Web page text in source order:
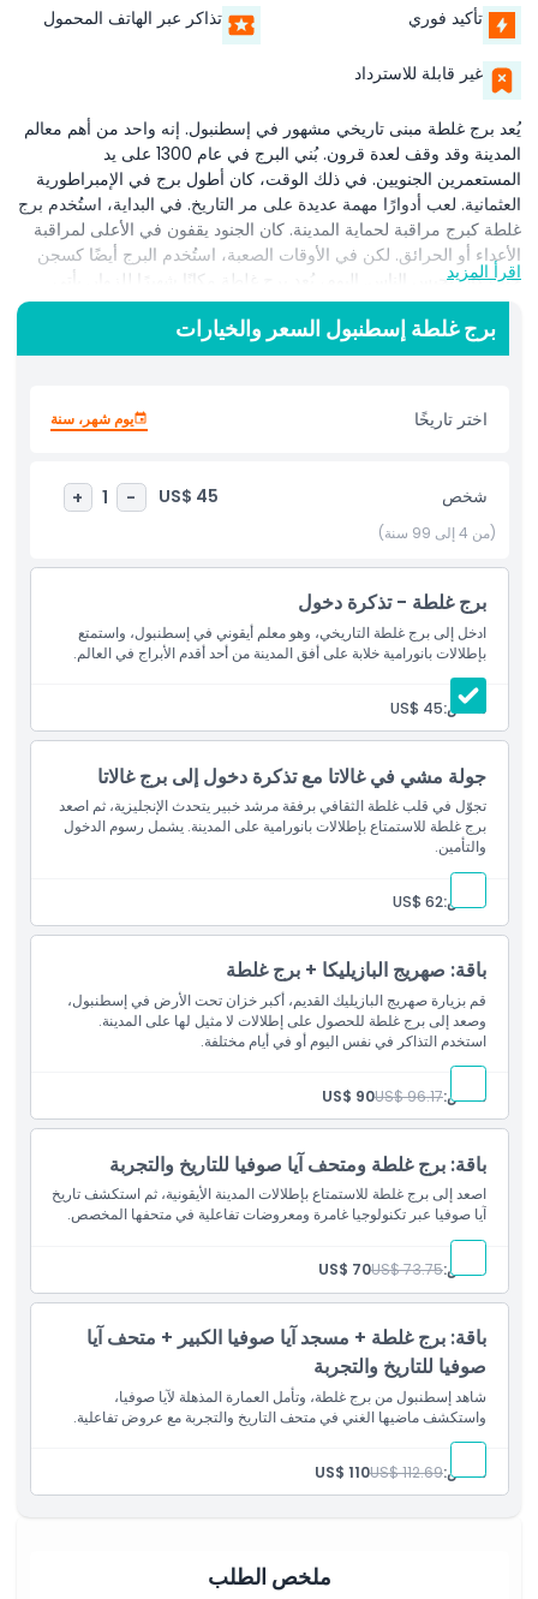
تأكيد فوري تذاكر عبر الهاتف المحمول
غير قابلة للاسترداد
يُعد برج غلطة مبنى تاريخي مشهور في إسطنبول. إنه واحد من أهم معالم
المدينة وقد وقف لعدة قرون. بُني البرج في عام 1300 على يد
المستعمرين الجنويين. في ذلك الوقت، كان أطول برج في الإمبراطورية
العثمانية. لعب أدوارًا مهمة عديدة على مر التاريخ. في البداية، استُخدم برج
غلطة كبرج مراقبة لحماية المدينة. كان الجنود يقفون في الأعلى لمراقبة
الأعداء أو الحرائق. لكن في الأوقات الصعبة، استُخدم البرج أيضًا كسجن
حيث كان يُحبس الناس. اليوم، يُعد برج غلطة مكانًا شهيرًا للزوار. يأتي
الناس من جميع أنحاء العالم لمشاهدته. من أفضل ما في البرج هو إطلالاته
المذهلة. من الأعلى، يمكنك رؤية كامل إسطنبول، بما في ذلك مضيق
البوسفور والعديد من المعالم الشهيرة. بتاريخها الغني وإطلالاتها الخلابة، يُعَدّ
المتضمنات
سياسة الأطفال والبالغين
الاستثناءات
ساعات العمل
ما يجب معرفته
الموقع
كيفية الوصول إلى هناك
سياسة الإلغاء
اقرأ المزيد
برج غلطة إسطنبول السعر والخيارات
اختر تاريخًا يوم شهر، سنة
شخص US$ 45
-
1
+
(من 4 إلى 99 سنة)
برج غلطة - تذكرة دخول
ادخل إلى برج غلطة التاريخي، وهو معلم أيقوني في إسطنبول، واستمتع
بإطلالات بانورامية خلابة على أفق المدينة من أحد أقدم الأبراج في العالم.
شخص:US$ 45
جولة مشي في غالاتا مع تذكرة دخول إلى برج غالاتا
تجوّل في قلب غلطة الثقافي برفقة مرشد خبير يتحدث الإنجليزية، ثم اصعد
برج غلطة للاستمتاع بإطلالات بانورامية على المدينة. يشمل رسوم الدخول
والتأمين.
شخص:US$ 62
باقة: صهريج البازيليكا + برج غلطة
قم بزيارة صهريج البازيليك القديم، أكبر خزان تحت الأرض في إسطنبول،
وصعد إلى برج غلطة للحصول على إطلالات لا مثيل لها على المدينة.
استخدم التذاكر في نفس اليوم أو في أيام مختلفة.
شخص:US$ 96.17
US$ 90
باقة: برج غلطة ومتحف آيا صوفيا للتاريخ والتجربة
اصعد إلى برج غلطة للاستمتاع بإطلالات المدينة الأيقونية، ثم استكشف تاريخ
آيا صوفيا عبر تكنولوجيا غامرة ومعروضات تفاعلية في متحفها المخصص.
شخص:US$ 73.75
US$ 70
باقة: برج غلطة + مسجد آيا صوفيا الكبير + متحف آيا
صوفيا للتاريخ والتجربة
شاهد إسطنبول من برج غلطة، وتأمل العمارة المذهلة لآيا صوفيا،
واستكشف ماضيها الغني في متحف التاريخ والتجربة مع عروض تفاعلية.
شخص:US$ 112.69
US$ 110
ملخص الطلب